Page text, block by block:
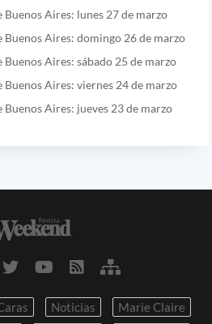
Buenos Aires: lunes 27 de marzo
Buenos Aires: domingo 26 de marzo
Aires: sábado 25 de marzo
Buenos Aires: viernes 24 de marzo
Aires: jueves 23 de marzo
Noticias
Marie Claire